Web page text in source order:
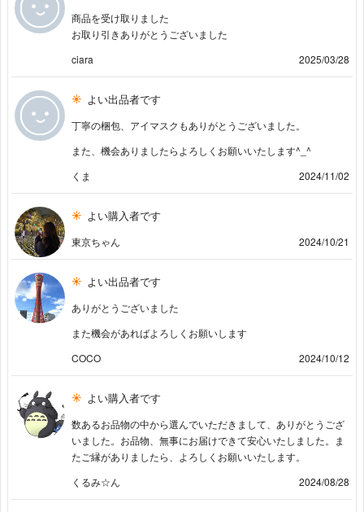
商品を受け取りました
お取り引きありがとうございました
ciara
2025/03/28
よい出品者です
丁寧の梱包、アイマスクもありがとうございました。
また、機会ありましたらよろしくお願いいたします^_^
くま
2024/11/02
よい購入者です
東京ちゃん 2024/10/21
よい出品者です
ありがとうございました
また機会があればよろしくお願いします
COCO
2024/10/12
よい購入者です
数あるお品物の中から選んでいただきまして、ありがとうござ
いました。お品物、無事にお届けできて安心いたしました。ま
たご縁がありましたら、よろしくお願いいたします。
くるみ☆ん
2024/08/28